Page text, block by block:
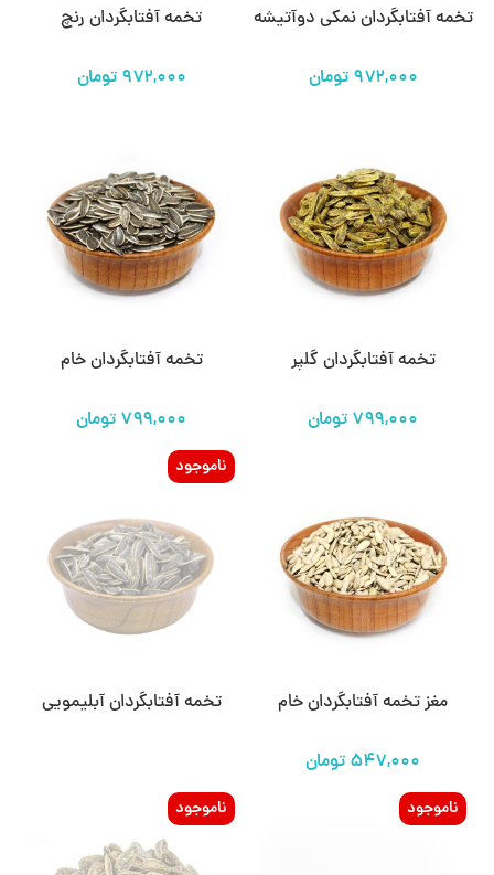
تخمه آفتابگردان نمکی دوآتیشه تخمه آفتابگردان رنچ
تخمه آفتابگردان گلپر تخمه آفتابگردان خام
مغز تخمه آفتابگردان خام
ناموجود
تخمه آفتابگردان آبلیمویی
ناموجود ناموجود